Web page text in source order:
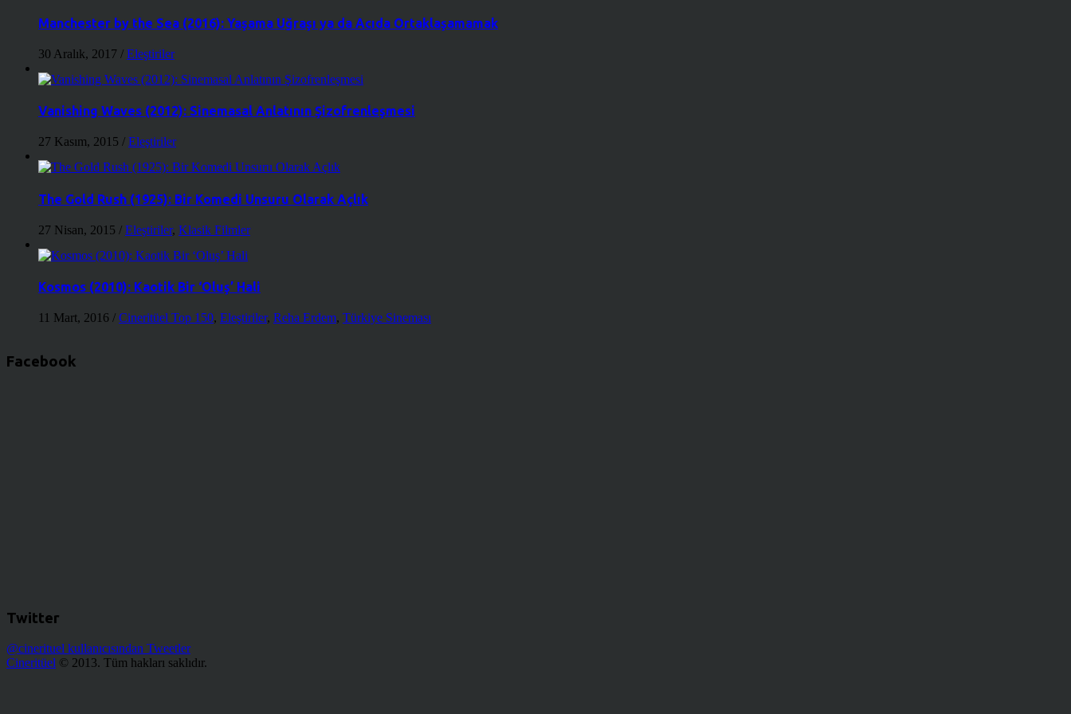
Manchester by the Sea (2016): Yaşama Uğraşı ya da Acıda Ortaklaşamamak
30 Aralık, 2017 / Eleştiriler
Vanishing Waves (2012): Sinemasal Anlatının Şizofrenleşmesi
27 Kasım, 2015 / Eleştiriler
The Gold Rush (1925): Bir Komedi Unsuru Olarak Açlık
27 Nisan, 2015 / Eleştiriler, Klasik Filmler
Kosmos (2010): Kaotik Bir ‘Oluş’ Hali
11 Mart, 2016 / Cineritüel Top 150, Eleştiriler, Reha Erdem, Türkiye Sineması
Facebook
Twitter
@cinerituel kullanıcısından Tweetler
Cineritüel © 2013. Tüm hakları saklıdır.